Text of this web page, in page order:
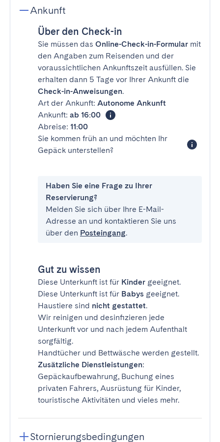
Ankunft
Über den Check-in
Sie müssen das Online-Check-in-Formular mit
den Angaben zum Reisenden und der
voraussichtlichen Ankunftszeit ausfüllen. Sie
erhalten dann 5 Tage vor Ihrer Ankunft die
Check-in-Anweisungen.
Art der Ankunft: Autonome Ankunft
Ankunft: ab 16:00
Abreise: 11:00
Sie kommen früh an und möchten Ihr
Gepäck unterstellen?
Haben Sie eine Frage zu Ihrer
Reservierung?
Melden Sie sich über Ihre E-Mail-
Adresse an und kontaktieren Sie uns
über den Posteingang.
Gut zu wissen
Diese Unterkunft ist für Kinder geeignet.
Diese Unterkunft ist für Babys geeignet.
Haustiere sind nicht gestattet.
Wir reinigen und desinfizieren jede
Unterkunft vor und nach jedem Aufenthalt
sorgfältig.
Handtücher und Bettwäsche werden gestellt.
Zusätzliche Dienstleistungen:
Gepäckaufbewahrung, Buchung eines
privaten Fahrers, Ausrüstung für Kinder,
touristische Aktivitäten und vieles mehr.
Stornierungsbedingungen